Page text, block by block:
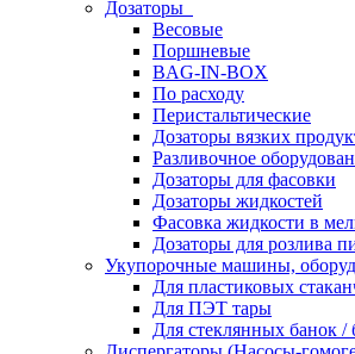
Дозаторы
Весовые
Поршневые
BAG-IN-BOX
По расходу
Перистальтические
Дозаторы вязких
Разливочное
Дозаторы для фасовки
Дозаторы жидкостей
Фасовка жидкости в
Дозаторы для розлива
Укупорочные машины,
Для пластиковых
Для ПЭТ тары
Для стеклянных банок /